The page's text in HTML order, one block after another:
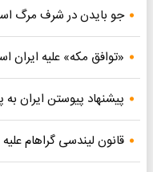
جو بایدن در شرف مرگ
«توافق مکه» علیه ایران
پیشنهاد پیوستن ایران به
قانون لیندسی گراهام